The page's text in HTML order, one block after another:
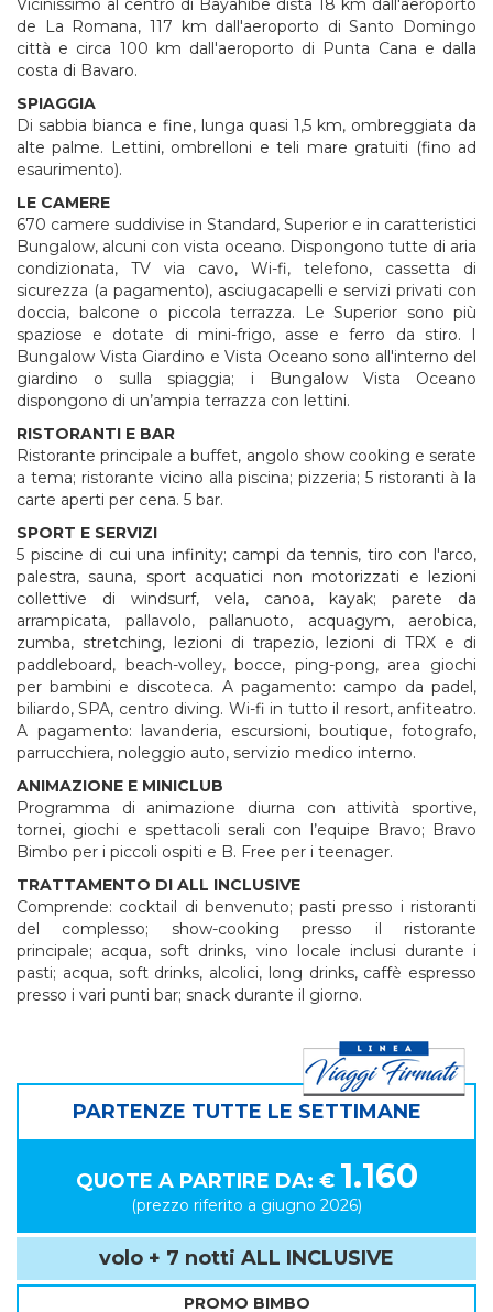
Vicinissimo al centro di Bayahibe dista 18 km dall'aeroporto
de La Romana, 117 km dall'aeroporto di Santo Domingo
città e circa 100 km dall'aeroporto di Punta Cana e dalla
costa di Bavaro.
SPIAGGIA
Di sabbia bianca e fine, lunga quasi 1,5 km, ombreggiata da
alte palme. Lettini, ombrelloni e teli mare gratuiti (fino ad
esaurimento).
LE CAMERE
670 camere suddivise in Standard, Superior e in caratteristici
Bungalow, alcuni con vista oceano. Dispongono tutte di aria
condizionata, TV via cavo, Wi-fi, telefono, cassetta di
sicurezza (a pagamento), asciugacapelli e servizi privati con
doccia, balcone o piccola terrazza. Le Superior sono più
spaziose e dotate di mini-frigo, asse e ferro da stiro. I
Bungalow Vista Giardino e Vista Oceano sono all'interno del
giardino o sulla spiaggia; i Bungalow Vista Oceano
dispongono di un’ampia terrazza con lettini.
RISTORANTI E BAR
Ristorante principale a buffet, angolo show cooking e serate
a tema; ristorante vicino alla piscina; pizzeria; 5 ristoranti à la
carte aperti per cena. 5 bar.
SPORT E SERVIZI
5 piscine di cui una infinity; campi da tennis, tiro con l'arco,
palestra, sauna, sport acquatici non motorizzati e lezioni
collettive di windsurf, vela, canoa, kayak; parete da
arrampicata, pallavolo, pallanuoto, acquagym, aerobica,
zumba, stretching, lezioni di trapezio, lezioni di TRX e di
paddleboard, beach-volley, bocce, ping-pong, area giochi
per bambini e discoteca. A pagamento: campo da padel,
biliardo, SPA, centro diving. Wi-fi in tutto il resort, anfiteatro.
A pagamento: lavanderia, escursioni, boutique, fotografo,
parrucchiera, noleggio auto, servizio medico interno.
ANIMAZIONE E MINICLUB
Programma di animazione diurna con attività sportive,
tornei, giochi e spettacoli serali con l’equipe Bravo; Bravo
Bimbo per i piccoli ospiti e B. Free per i teenager.
TRATTAMENTO DI ALL INCLUSIVE
Comprende: cocktail di benvenuto; pasti presso i ristoranti
del complesso;
show-cooking presso il ristorante
principale; acqua, soft drinks, vino locale inclusi durante i
pasti; acqua, soft drinks, alcolici, long drinks, caffè espresso
presso i vari punti bar; snack durante il giorno.
PARTENZE TUTTE LE SETTIMANE
QUOTE A PARTIRE DA: € 1.160
(prezzo riferito a giugno 2026)
volo + 7 notti ALL INCLUSIVE
PROMO BIMBO